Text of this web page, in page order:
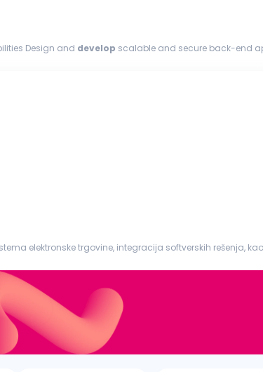
mindset Responsibilities Design and develop scalable and secure back-end
elektronske trgovine, integracija softverskih rešenja,